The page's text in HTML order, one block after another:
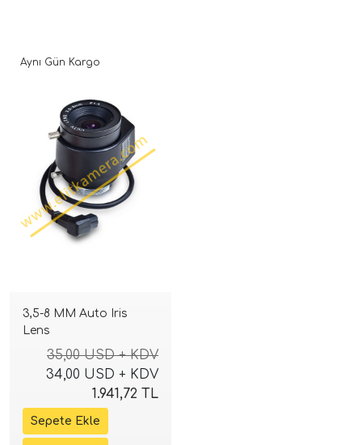
3,5-8 MM Auto Iris
Lens
35,00 USD + KDV
34,00 USD + KDV
1.941,72 TL
Aynı Gün Kargo